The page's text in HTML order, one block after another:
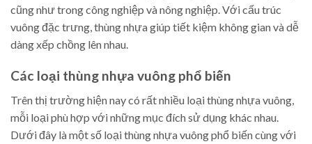
cũng như trong công nghiệp và nông nghiệp. Với cấu trúc
vuông đặc trưng, thùng nhựa giúp tiết kiệm không gian và dễ
dàng xếp chồng lên nhau.
Các loại thùng nhựa vuông phổ biến
Trên thị trường hiện nay có rất nhiều loại thùng nhựa vuông,
mỗi loại phù hợp với những mục đích sử dụng khác nhau.
Dưới đây là một số loại thùng nhựa vuông phổ biến cùng với